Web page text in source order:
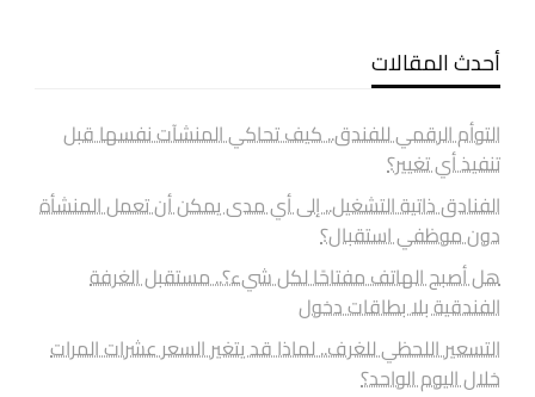
أحدث المقالات
التوأم الرقمي للفندق.. كيف تحاكي المنشآت نفسها قبل
تنفيذ أي تغيير؟
الفنادق ذاتية التشغيل.. إلى أي مدى يمكن أن تعمل المنشأة
دون موظفي استقبال؟
هل أصبح الهاتف مفتاحًا لكل شيء؟.. مستقبل الغرفة
الفندقية بلا بطاقات دخول
التسعير اللحظي للغرف.. لماذا قد يتغير السعر عشرات المرات
خلال اليوم الواحد؟